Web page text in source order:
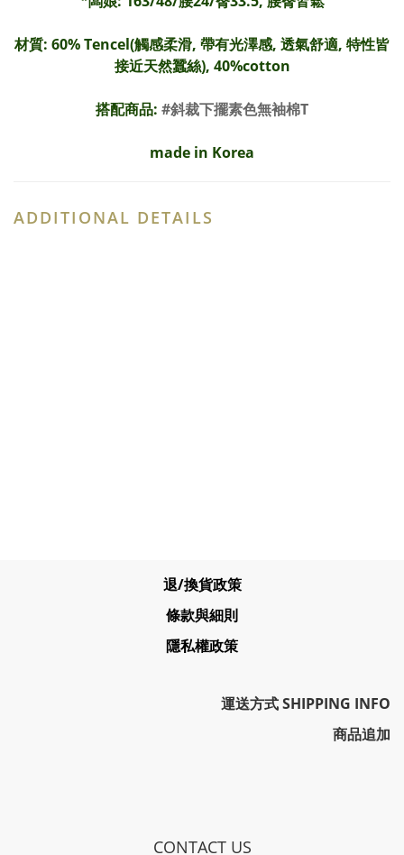
材質: 60% Tencel(觸感柔滑, 帶有光澤感, 透氣舒適, 特性皆
接近天然蠶絲), 40%cotton
搭配商品: #斜裁下擺素色無袖棉T
made in Korea
ADDITIONAL DETAILS
退/換貨政策
條款與細則
隱私權政策
運送方式 SHIPPING INFO
商品追加
CONTACT US